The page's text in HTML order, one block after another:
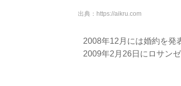
出典： https://aikru.com
2008年12月には婚約を発
2009年2月26日にロサン